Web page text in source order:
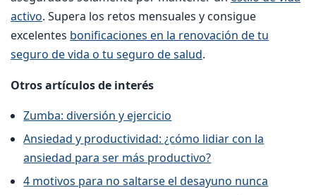
activo. Supera los retos mensuales y consigue
excelentes bonificaciones en la renovación de tu
seguro de vida o tu seguro de salud.
Otros artículos de interés
Zumba: diversión y ejercicio
Ansiedad y productividad: ¿cómo lidiar con la
ansiedad para ser más productivo?
4 motivos para no saltarse el desayuno nunca